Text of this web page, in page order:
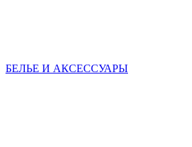
БЕЛЬЕ И АКСЕССУАРЫ